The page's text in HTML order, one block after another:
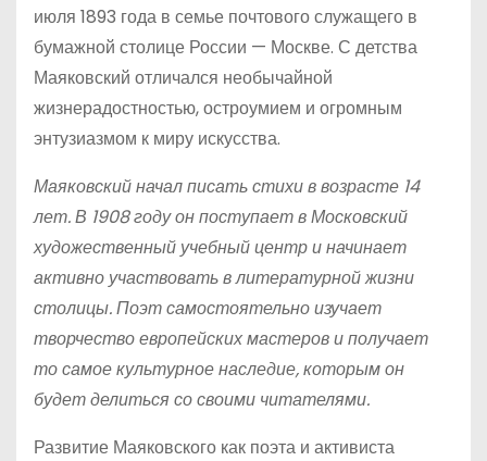
июля 1893 года в семье почтового служащего в
бумажной столице России — Москве. С детства
Маяковский отличался необычайной
жизнерадостностью, остроумием и огромным
энтузиазмом к миру искусства.
Маяковский начал писать стихи в возрасте 14
лет. В 1908 году он поступает в Московский
художественный учебный центр и начинает
активно участвовать в литературной жизни
столицы. Поэт самостоятельно изучает
творчество европейских мастеров и получает
то самое культурное наследие, которым он
будет делиться со своими читателями.
Развитие Маяковского как поэта и активиста